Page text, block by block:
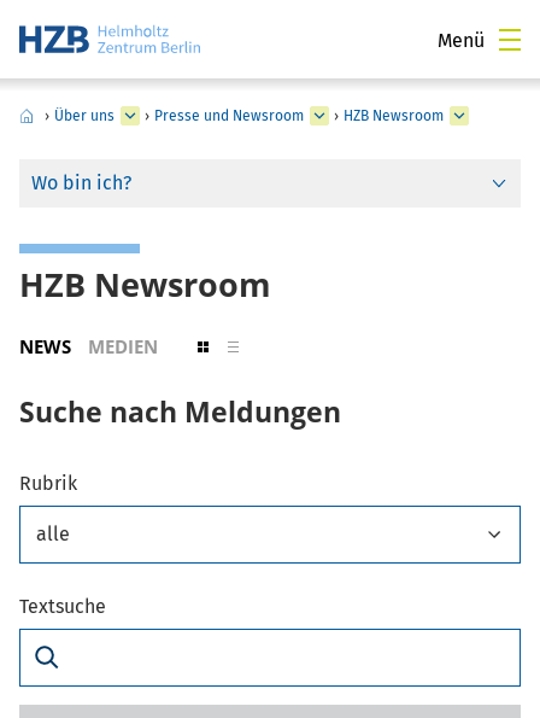
Menü
› Über uns › Presse und Newsroom › HZB Newsroom
Wo bin ich?
HZB Newsroom
NEWS MEDIEN
Suche nach Meldungen
Rubrik
alle
Textsuche